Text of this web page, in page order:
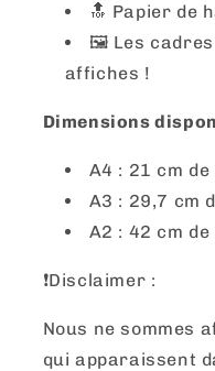
🔝 Papier de
🖼 Les
affiches !
Dimensions
A4 : 21 cm
A3 : 29,7 cm
A2 : 42 cm
❗️Disclaimer :
Nous ne sommes
qui apparaissent